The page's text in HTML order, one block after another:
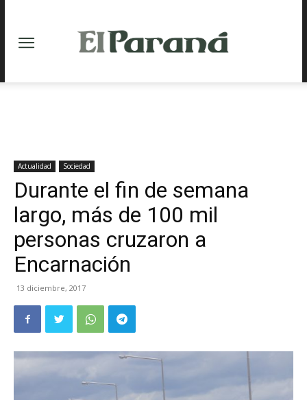
Actualidad Sociedad
Durante el fin de semana
largo, más de 100 mil
personas cruzaron a
Encarnación
13 diciembre, 2017